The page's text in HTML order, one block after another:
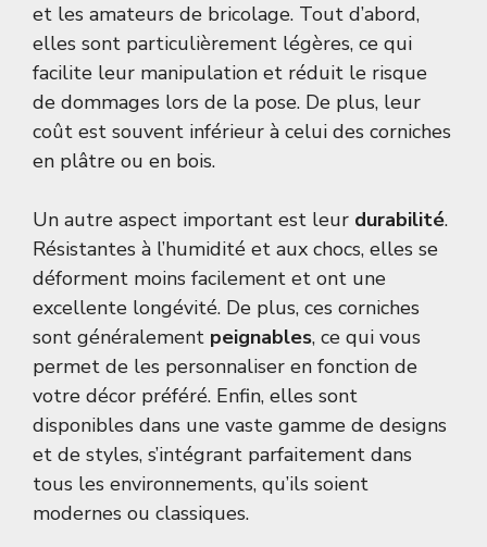
et les amateurs de bricolage. Tout d’abord,
elles sont particulièrement légères, ce qui
facilite leur manipulation et réduit le risque
de dommages lors de la pose. De plus, leur
coût est souvent inférieur à celui des corniches
en plâtre ou en bois.
Un autre aspect important est leur durabilité.
Résistantes à l’humidité et aux chocs, elles se
déforment moins facilement et ont une
excellente longévité. De plus, ces corniches
sont généralement peignables, ce qui vous
permet de les personnaliser en fonction de
votre décor préféré. Enfin, elles sont
disponibles dans une vaste gamme de designs
et de styles, s’intégrant parfaitement dans
tous les environnements, qu’ils soient
modernes ou classiques.